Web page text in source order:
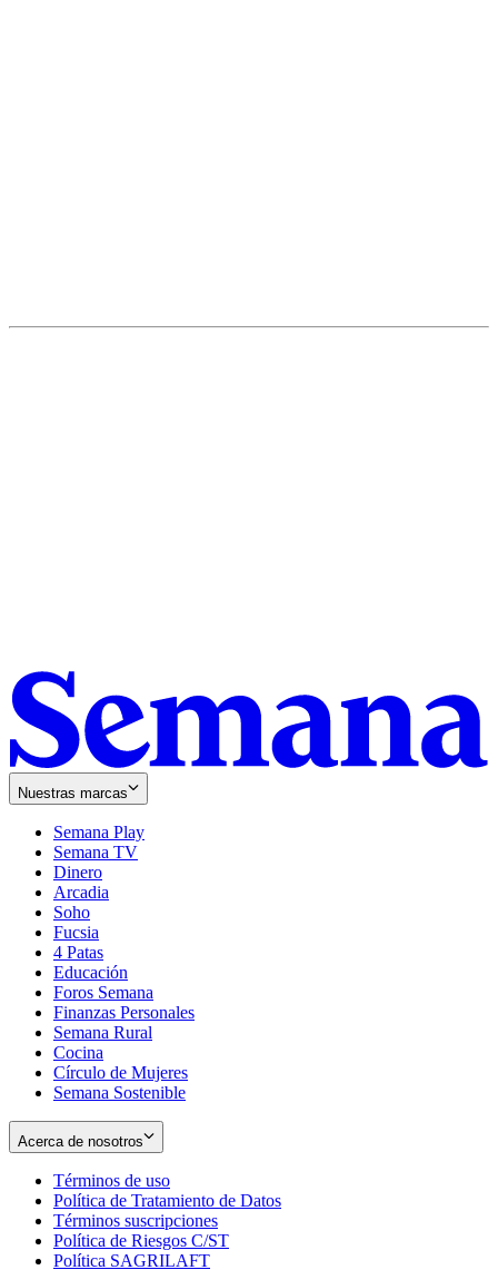
Nuestras marcas
Semana Play
Semana TV
Dinero
Arcadia
Soho
in
new
window
Fucsia
in
new
window
4 Patas
Educación
Foros Semana
Finanzas Personales
Semana Rural
Cocina
Círculo de Mujeres
Semana Sostenible
Acerca de nosotros
Términos de uso
in
new
window
Política de Tratamiento de Datos
Términos suscripciones
in
Política de Riesgos C/ST
Política SAGRILAFT